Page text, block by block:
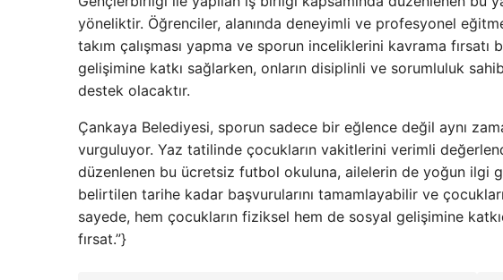
yöneliktir. Öğrenciler, alanında deneyimli ve profesyonel
takım çalışması yapma ve sporun inceliklerini kavrama
gelişimine katkı sağlarken, onların disiplinli ve sorumluluk
destek olacaktır.
Çankaya Belediyesi, sporun sadece bir eğlence değil aynı
vurguluyor. Yaz tatilinde çocukların vakitlerini verimli
düzenlenen bu ücretsiz futbol okuluna, ailelerin de yoğun ilgi
belirtilen tarihe kadar başvurularını tamamlayabilir ve
sayede, hem çocukların fiziksel hem de sosyal gelişimine
fırsat.”}